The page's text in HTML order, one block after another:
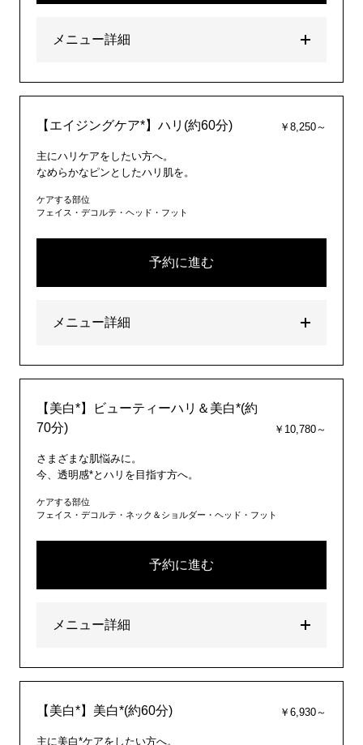
メニュー詳細
【エイジングケア*】ハリ(約60分) ￥8,250～
主にハリケアをしたい方へ。
なめらかなピンとしたハリ肌を。
ケアする部位
フェイス・デコルテ・ヘッド・フット
予約に進む
メニュー詳細
【美白*】ビューティーハリ＆美白*(約
70分)
￥10,780～
さまざまな肌悩みに。
今、透明感*とハリを目指す方へ。
ケアする部位
フェイス・デコルテ・ネック＆ショルダー・ヘッド・フット
予約に進む
メニュー詳細
【美白*】美白*(約60分) ￥6,930～
主に美白*ケアをしたい方へ。